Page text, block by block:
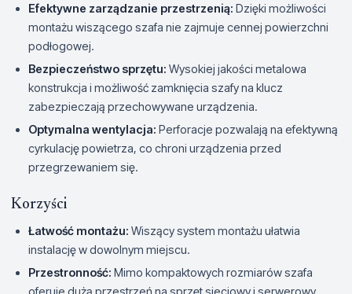
Efektywne zarządzanie przestrzenią: Dzięki możliwości
montażu wiszącego szafa nie zajmuje cennej powierzchni
podłogowej.
Bezpieczeństwo sprzętu: Wysokiej jakości metalowa
konstrukcja i możliwość zamknięcia szafy na klucz
zabezpieczają przechowywane urządzenia.
Optymalna wentylacja: Perforacje pozwalają na efektywną
cyrkulację powietrza, co chroni urządzenia przed
przegrzewaniem się.
Korzyści
Łatwość montażu: Wiszący system montażu ułatwia
instalację w dowolnym miejscu.
Przestronność: Mimo kompaktowych rozmiarów szafa
oferuje dużą przestrzeń na sprzęt sieciowy i serwerowy.